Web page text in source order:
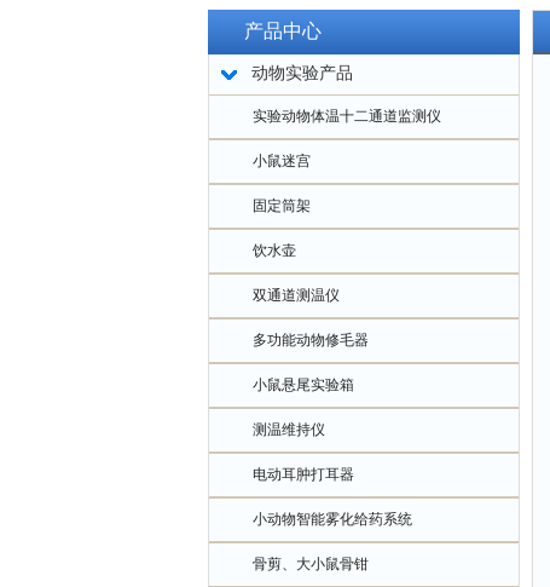
产品中心
动物实验产品
实验动物体温十二通道监测仪
小鼠迷宫
固定筒架
饮水壶
双通道测温仪
多功能动物修毛器
小鼠悬尾实验箱
测温维持仪
电动耳肿打耳器
小动物智能雾化给药系统
骨剪、大小鼠骨钳